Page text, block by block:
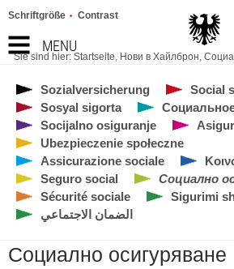
MENU
Schriftgröße Contrast
Sie sind hier: Startseite, Нови в Хайлброн,
Sozialversicherung
Social
Sosyal sigorta
Socijalno osiguranje
Ubezpieczenie społeczne
Assicurazione sociale
Seguro social
Социално
Sécurité sociale
Sigurimi
الضمان الاجتماعي
Социално осигуряване